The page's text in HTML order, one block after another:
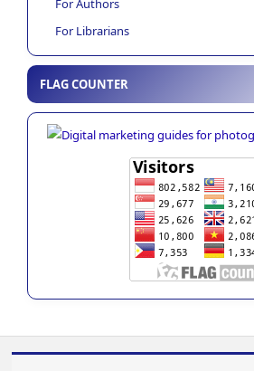
For Authors
For Librarians
FLAG COUNTER